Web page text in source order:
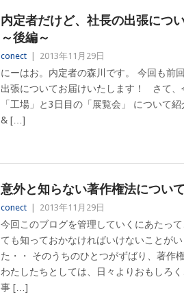
内定者だけど、社長の出張につ
～後編～
conect 2013年11月29日
にーはお。内定者の森川です。 今回も前
出張についてお届けいたします！ さて、
「工場」と3日目の「展覧会」 につい
& […]
意外と知らない著作権法につい
conect 2013年11月29日
今回このブログを管理していくにあたっ
ても知っておかなければいけないことが
た・・ そのうちのひとつがずばり、著作
わたしたちとしては、日々よりおもしろ
事 […]